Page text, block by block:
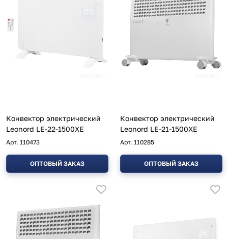
Конвектор электрический
Leonord LE-22-1500XE
Арт. 110473
ОПТОВЫЙ ЗАКАЗ
Конвектор электрический
Leonord LE-21-1500XE
Арт. 110285
ОПТОВЫЙ ЗАКАЗ